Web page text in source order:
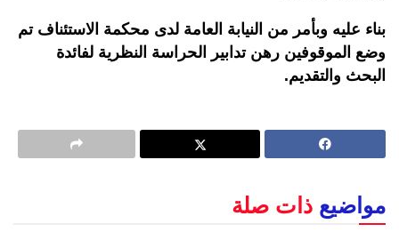
بناء عليه وبأمر من النيابة العامة لدى محكمة الاستئناف تم
وضع الموقوفين رهن تدابير الحراسة النظرية لفائدة
البحث والتقديم.
مواضيع ذات صلة